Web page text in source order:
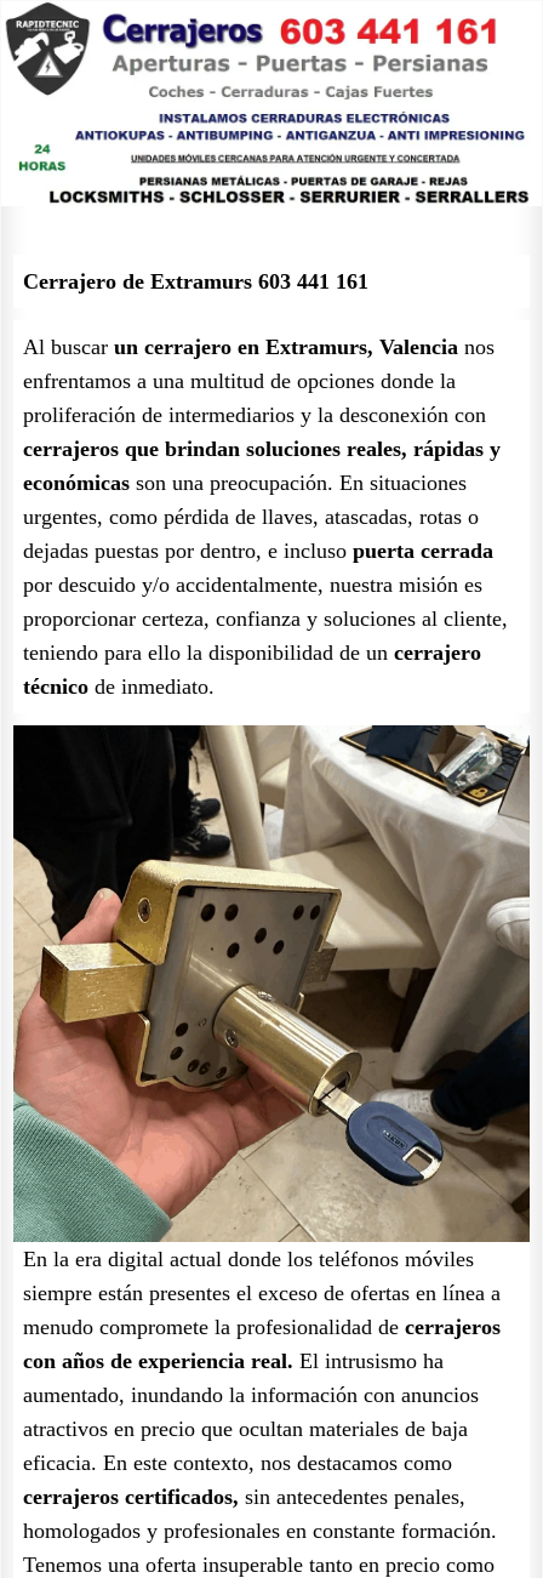
Cerrajero de Extramurs 603 441 161
Al buscar un cerrajero en Extramurs, Valencia nos
enfrentamos a una multitud de opciones donde la
proliferación de intermediarios y la desconexión con
cerrajeros que brindan soluciones reales, rápidas y
económicas son una preocupación. En situaciones
urgentes, como pérdida de llaves, atascadas, rotas o
dejadas puestas por dentro, e incluso puerta cerrada
por descuido y/o accidentalmente, nuestra misión es
proporcionar certeza, confianza y soluciones al cliente,
teniendo para ello la disponibilidad de un cerrajero
técnico de inmediato.
En la era digital actual donde los teléfonos móviles
siempre están presentes el exceso de ofertas en línea a
menudo compromete la profesionalidad de cerrajeros
con años de experiencia real. El intrusismo ha
aumentado, inundando la información con anuncios
atractivos en precio que ocultan materiales de baja
eficacia. En este contexto, nos destacamos como
cerrajeros certificados, sin antecedentes penales,
homologados y profesionales en constante formación.
Tenemos una oferta insuperable tanto en precio como